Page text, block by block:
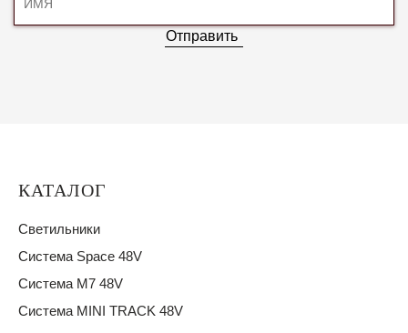
Отправить
КАТАЛОГ
Светильники
Система Space 48V
Система M7 48V
Система MINI TRACK 48V